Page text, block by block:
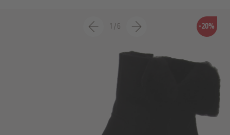
-20%
1 /6